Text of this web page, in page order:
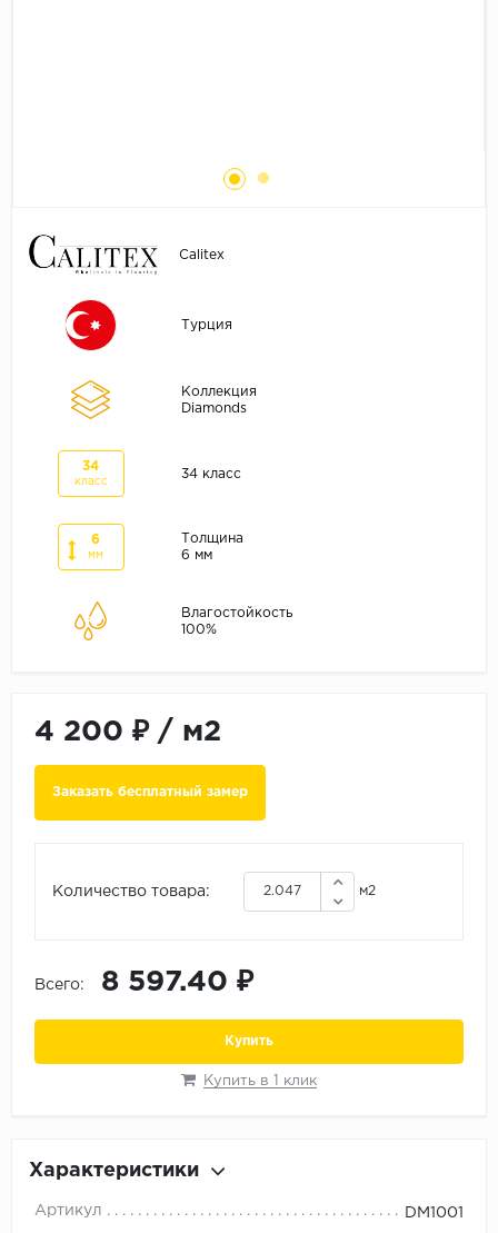
Порода
Calitex
Турция
Коллекция
Diamonds
34
класс
34 класс
6
мм
Толщина
6 мм
Влагостойкость
100%
4 200 ₽/ м2
Заказать бесплатный замер
Количество товара: м2
Всего: 8 597.40 ₽
Купить
Купить в 1 клик
Характеристики
Артикул DM1001